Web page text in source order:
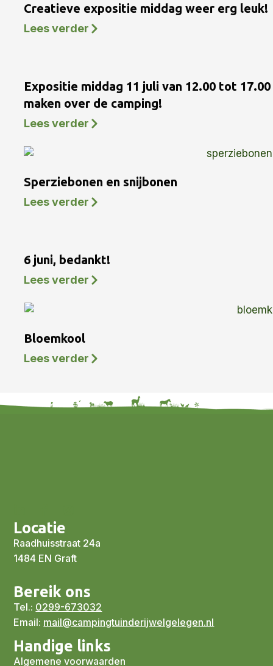
Creatieve expositie middag weer erg leuk!
Lees verder
Expositie middag 11 juli van 12.00 tot
maken over de camping!
Lees verder
Sperziebonen en snijbonen
Lees verder
6 juni, bedankt!
Lees verder
Bloemkool
Lees verder
Locatie
Raadhuisstraat 24a
1484 EN Graft
Bereik ons
Tel.: 0299-673032
Email: mail@campingtuinderijwelgelegen.nl
Handige links
Algemene voorwaarden